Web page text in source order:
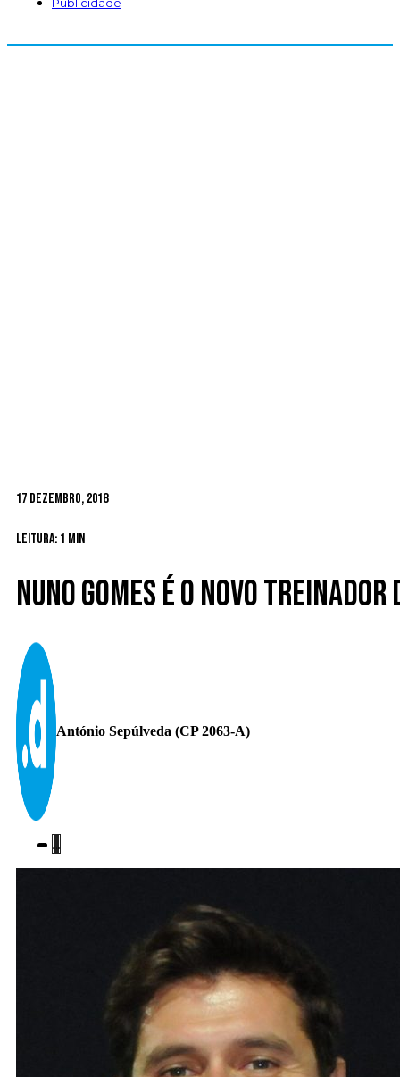
17 Dezembro, 2018
Leitura: 1 min
Nuno Gomes é o novo
António Sepúlveda (CP 2063-A)